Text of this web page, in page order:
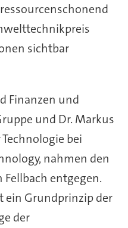
sichtbar
Finanzen und
und Dr. Markus
bei
nahmen den
Fellbach entgegen.
ein Grundprinzip der
der